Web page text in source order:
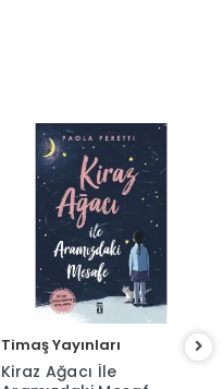
Timaş Yayınları
Kiraz Ağacı İle